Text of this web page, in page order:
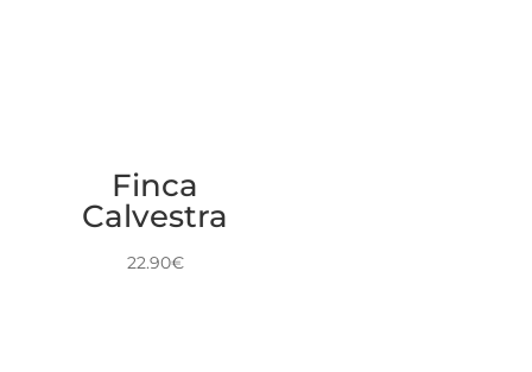
Finca
Calvestra
22.90€